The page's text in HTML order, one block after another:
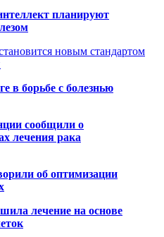
планируют
новым стандартом
в борьбе с болезнью
сообщили о
лечения рака
об оптимизации
лечение на основе